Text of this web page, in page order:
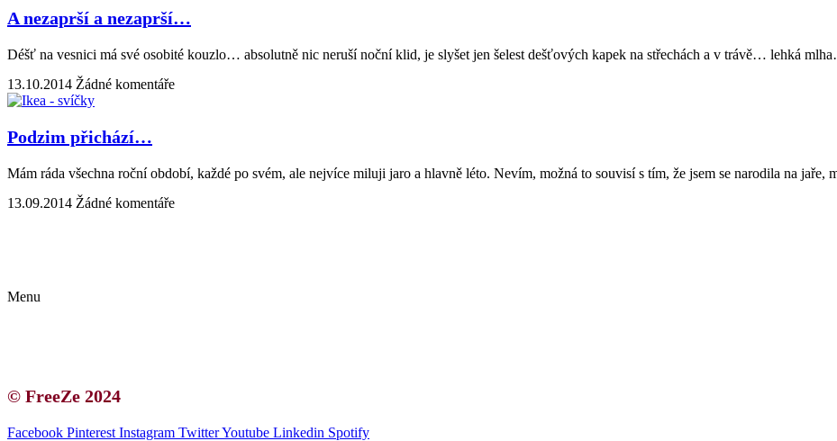
A nezaprší a nezaprší…
Déšť na vesnici má své osobité kouzlo… absolutně nic neruší noční klid, je slyšet jen šelest dešťových kapek na střechách a v trávě… lehká
13.10.2014 Žádné komentáře
Podzim přichází…
Mám ráda všechna roční období, každé po svém, ale nejvíce miluji jaro a hlavně léto. Nevím, možná to souvisí s tím, že jsem se narodila na jaře,
13.09.2014 Žádné komentáře
Menu
© FreeZe 2024
Facebook Pinterest Instagram TwitterYoutube Linkedin Spotify